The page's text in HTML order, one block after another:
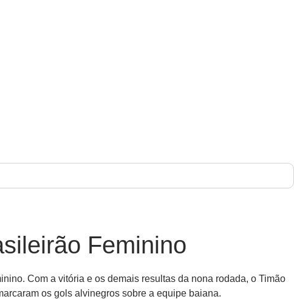
Feminino
Com a vitória e os demais resultas da nona rodada, o Timão
os gols alvinegros sobre a equipe baiana.